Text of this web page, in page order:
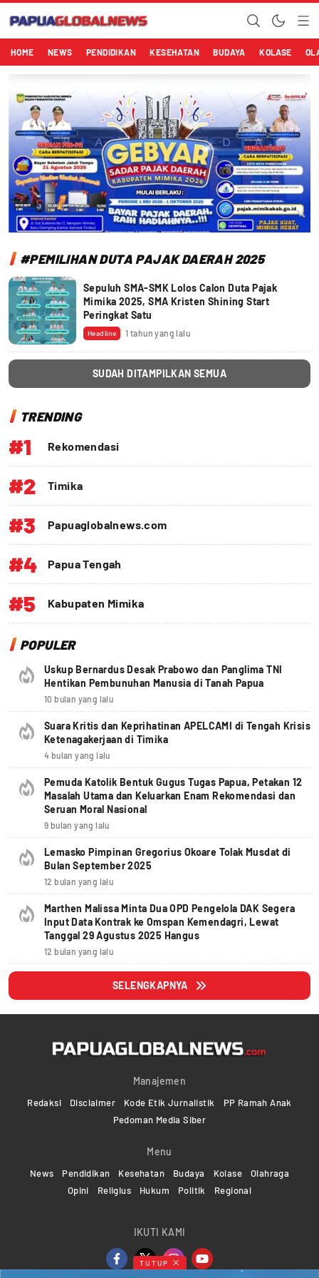
Papuaglobalnews.com
Menulis Fakta dengan Hati Bening
HOME NEWS PENDIDIKAN KESEHATAN BUDAYA KOLASE
#PEMILIHAN DUTA PAJAK DAERAH 2025
Sepuluh SMA-SMK Lolos Calon Duta Pajak
Mimika 2025, SMA Kristen Shining Start
Peringkat Satu
Headline 1 tahun yang lalu
SUDAH DITAMPILKAN SEMUA
TRENDING
#1 Rekomendasi
#2 Timika
#3 Papuaglobalnews.com
#4 Papua Tengah
#5 Kabupaten Mimika
POPULER
Uskup Bernardus Desak Prabowo dan Panglima TNI
Hentikan Pembunuhan Manusia di Tanah Papua
10 bulan yang lalu
Suara Kritis dan Keprihatinan APELCAMI di Tengah Krisis
Ketenagakerjaan di Timika
4 bulan yang lalu
Pemuda Katolik Bentuk Gugus Tugas Papua, Petakan 12
Masalah Utama dan Keluarkan Enam Rekomendasi dan
Seruan Moral Nasional
9 bulan yang lalu
Lemasko Pimpinan Gregorius Okoare Tolak Musdat di
Bulan September 2025
12 bulan yang lalu
Marthen Malissa Minta Dua OPD Pengelola DAK Segera
Input Data Kontrak ke Omspan Kemendagri, Lewat
Tanggal 29 Agustus 2025 Hangus
12 bulan yang lalu
SELENGKAPNYA
Manajemen
Redaksi Disclaimer Kode Etik Jurnalistik
PP Ramah Anak
Pedoman Media Siber
Menu
News Pendidikan Kesehatan Budaya Kolase
Olahraga
Opini
Religius Hukum Politik Regional
IKUTI KAMI
TUTUP